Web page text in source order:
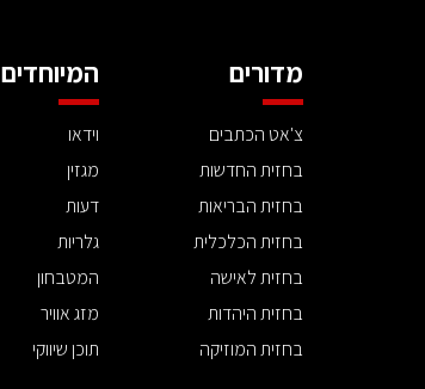
מדורים
צ'אט הכתבים
בחזית החדשות
בחזית הבריאות
בחזית הכלכלית
בחזית לאישה
בחזית היהדות
בחזית המוזיקה
המיוחדים
וידאו
מגזין
דעות
גלריות
המטבחון
מזג אוויר
תוכן שיווקי